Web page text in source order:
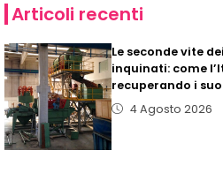
Articoli recenti
Le seconde vite
inquinati: come
recuperando i
4 Agosto 2026